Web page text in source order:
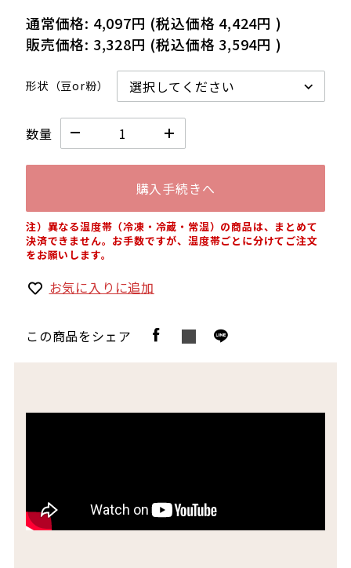
通常価格: 4,097円 (税込価格 4,424円 )
販売価格: 3,328円 (税込価格 3,594円 )
形状（豆or粉）
数量
購入手続きへ
注）異なる温度帯（冷凍・冷蔵・常温）の商品は、まとめて
決済できません。お手数ですが、温度帯ごとに分けてご注文
をお願いします。
お気に入りに追加
この商品をシェア